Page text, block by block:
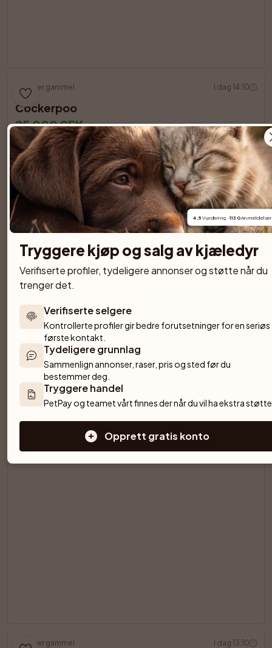
11 uker gammel I dag 14:10
Cockerpoo
25 000 SEK
Nu är det en valp som söker nytt kärleksfullt hem.  Hanen är
svart med lite vita detaljer och full av energi. Han är mycket
social och vill gärna gosa i ditt Valpen är 8 veckor och
veterinärbesiktigad
1 hannhund Rasekryss
MB Marielle B.
Kristinehamn·Privat Selger
I dag 13:45
Labrador retriever
28 000 SEK
Valparna levereras registrerade i SKK med stamtavla,
veterinärbesiktigade, chipmärkta och avmaskade.
Leveransklara den 27 augusti. Båda föräldrarna är svenska
VCH viltspårschampion och goda apportörer
6 tisper Rasehund Stamtavle Kullforsikring
Storåns kennel
Örsundsbro·Oppdretter
SPONSORED AD
11 uker gammel I dag 13:10
4.5 Vurdering · 1130 Anmeldelser
Tryggere kjøp og salg av kjæledyr
Verifiserte profiler, tydeligere annonser og støtte når du
trenger det.
Verifiserte selgere
Kontrollerte profiler gir bedre forutsetninger for en seriøs
første kontakt.
Tydeligere grunnlag
Sammenlign annonser, raser, pris og sted før du
bestemmer deg.
Tryggere handel
PetPay og teamet vårt finnes der når du vil ha ekstra
Opprett gratis konto